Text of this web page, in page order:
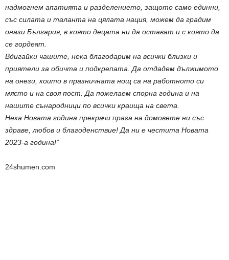
надмогнем апатията и разделението, защото само единни,
със силата и таланта на цялата нация, можем да градим
онази България, в която децата ни да остават и с която да
се гордеят.
Вдигайки чашите, нека благодарим на всички близки и
приятели за обичта и подкрепата. Да отдадем дължимото
на онези, които в празничната нощ са на работното си
място и на своя пост. Да пожелаем спорна година и на
нашите сънародници по всички краища на света.
Нека Новата година прекрачи прага на домовете ни със
здраве, любов и благоденствие! Да ни е честита Новата
2023-а година!”
24shumen.com